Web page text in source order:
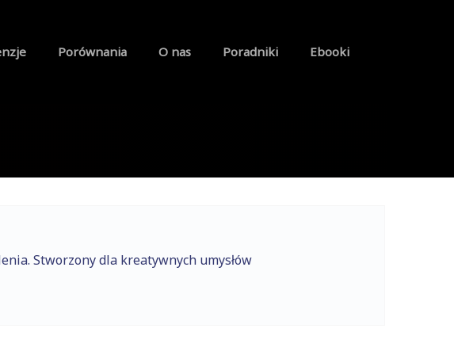
Porównania O nas Poradniki Ebooki
Stworzony dla kreatywnych umysłów